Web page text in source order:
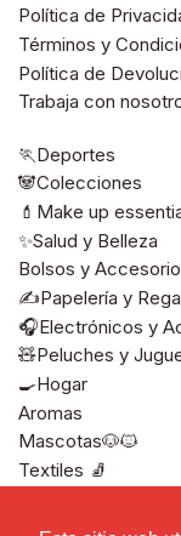
Política de
Términos y
Política de
Trabaja con
🏃Deportes
🐼Colecciones
💄Make up
✨Salud y Belleza
Bolsos y
✍️Papelería y
🎧Electrónicos y
🧸Peluches y
🍳Hogar
Aromas
Mascotas🐶🐱
Textiles 🧦